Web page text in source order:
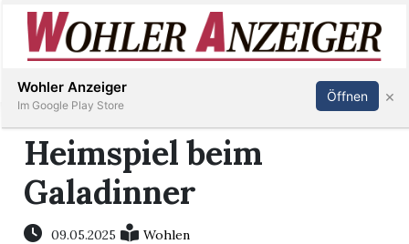
Immobilien
Veranstaltungen
Inserieren Abonnieren Anmelden
Heimspiel beim
Galadinner
09.05.2025 Wohlen
Wohler Anzeiger
Im Google Play Store
Öffnen ×